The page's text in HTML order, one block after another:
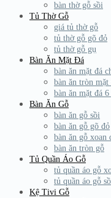
bàn thờ gỗ sồi
Tủ Thờ Gỗ
giá tủ thờ gỗ
tủ thờ gỗ gõ đỏ
tủ thờ gỗ gụ
Bàn Ăn Mặt Đá
bàn ăn mặt đá
bàn ăn tròn mặt
bàn ăn mặt đá 6
Bàn Ăn Gỗ
bàn ăn gỗ sồi
bàn ăn gỗ gõ đỏ
bàn ăn gỗ xoan
bàn ăn tròn gỗ
Tủ Quần Áo Gỗ
tủ quần áo gỗ
tủ quần áo gỗ
Kệ Tivi Gỗ